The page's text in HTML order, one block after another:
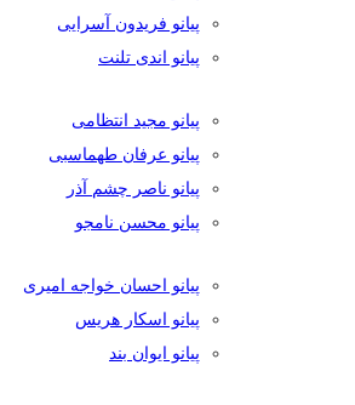
پیانو فریدون آسرایی
پیانو اندی تلنت
پیانو مجید انتظامی
پیانو عرفان طهماسبی
پیانو ناصر چشم آذر
پیانو محسن نامجو
پیانو احسان خواجه امیری
پیانو اسکار هریس
پیانو ایوان بند